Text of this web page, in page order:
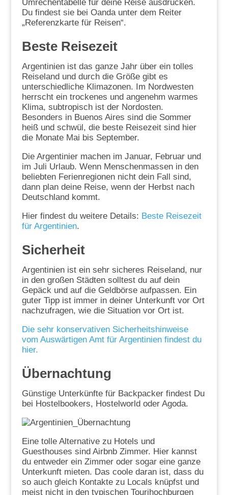
Umrechentabelle für deine Reise ausdrucken.
Du findest sie bei Oanda unter dem Reiter
„Referenzkarte für Reisen“.
Beste Reisezeit
Argentinien ist das ganze Jahr über ein tolles
Reiseland und durch die Größe gibt es
unterschiedliche Klimazonen. Im Nordwesten
herrscht ein trockenes und angenehm warmes
Klima, subtropisch ist der Nordosten.
Besonders in Buenos Aires sind die Sommer
heiß und schwül, die beste Reisezeit sind hier
die Monate Mai bis September.
Die Argentinier machen im Januar, Februar und
im Juli Urlaub. Wenn Menschenmassen in den
beliebten Ferienregionen nicht dein Fall sind,
dann plan deine Reise, wenn der Herbst nach
Deutschland kommt.
Hier findest du weitere Details: Beste Reisezeit
für Argentinien.
Sicherheit
Argentinien ist ein sehr sicheres Reiseland, nur
in den großen Städten solltest du auf dein
Gepäck und auf die Geldbörse aufpassen. Ein
guter Tipp ist immer in deiner Unterkunft vor Ort
nachzufragen, wie die Situation vor Ort ist.
Die sehr konservativen Sicherheitshinweise
vom Auswärtigen Amt für Argentinien findest du
hier.
Übernachtung
Günstige Unterkünfte für Backpacker findest Du
bei Hostelbookers, Hostelworld oder Agoda.
Eine tolle Alternative zu Hotels und
Guesthouses sind Airbnb Zimmer. Hier kannst
du entweder ein Zimmer oder sogar eine ganze
Unterkunft mieten. Das coole daran ist, dass du
so auch gleich Kontakte zu Locals knüpfst und
meist nicht in den typischen Tourihochburgen